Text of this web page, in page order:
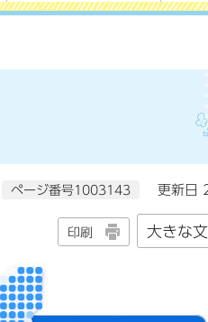
ページ番号1003143 更新日
印刷 大きな